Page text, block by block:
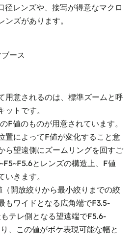
径レンズや、接写が得意なマクロ
ンズがあります。
ース
用意されるのは、標準ズームと呼
トです。
F値のものが用意されています。
置によってF値が変化すること意
ら望遠側にズームリングを回すご
とレンズの構造上、F値
きます。
開放絞りから最小絞りまでの絞
もワイドとなる広角端でF3.5-
テレ側となる望遠端でF5.6-
、この値がボケ表現可能な幅と